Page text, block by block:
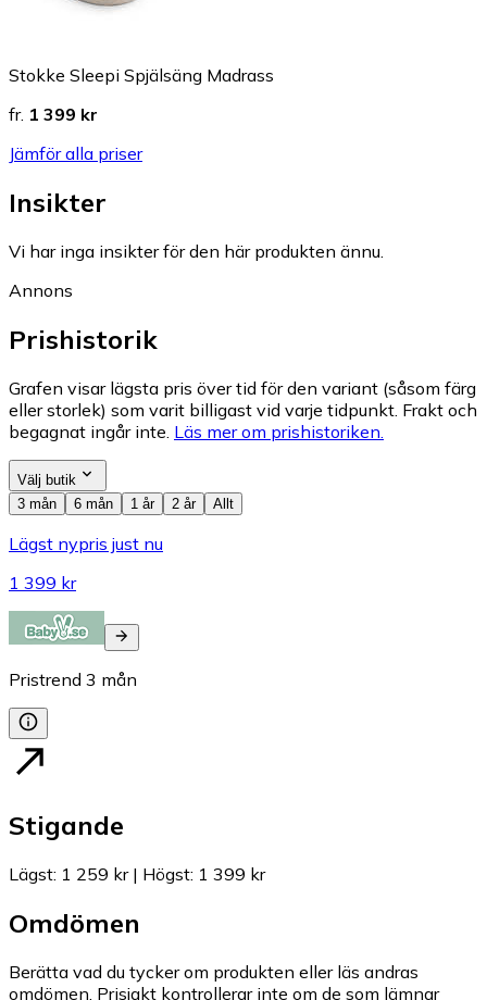
Stokke Sleepi Spjälsäng Madrass
fr. 1 399 kr
Jämför alla priser
Insikter
Vi har inga insikter för den här produkten ännu.
Annons
Prishistorik
Grafen visar lägsta pris över tid för den variant (såsom färg
eller storlek) som varit billigast vid varje tidpunkt. Frakt och
begagnat ingår inte. Läs mer om prishistoriken.
Välj butik
3 mån
6 mån 1 år 2 år Allt
Lägst nypris just nu
1 399 kr
Pristrend 3 mån
Stigande
Lägst: 1 259 kr| Högst: 1 399 kr
Omdömen
Berätta vad du tycker om produkten eller läs andras
omdömen. Prisjakt kontrollerar inte om de som lämnar